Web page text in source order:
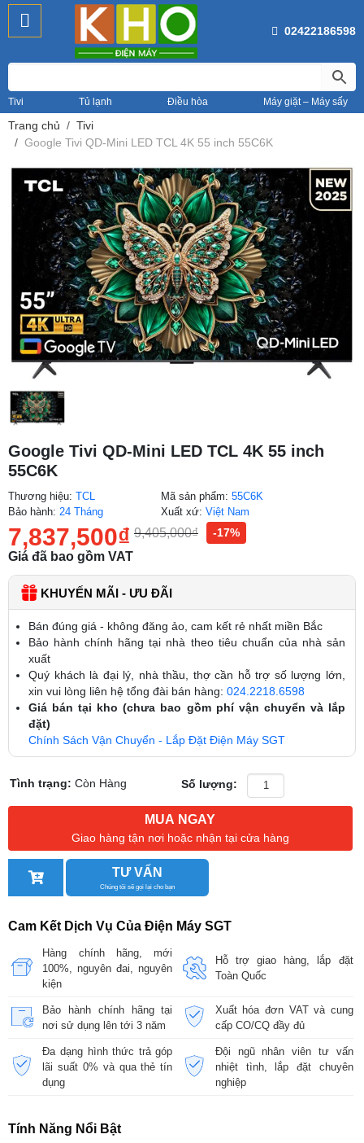
02422186598
Tivi Tủ lạnh Điều hòa Máy giặt – Máy sấy
Trang chủ
Tivi
Google Tivi QD-Mini LED TCL 4K 55 inch 55C6K
Google Tivi QD-Mini LED TCL 4K 55 inch
55C6K
Thương hiệu: TCL
Bảo hành: 24 Tháng
Mã sản phẩm:55C6K
Xuất xứ:Việt Nam
7,837,500₫ 9,405,000₫ -17%
Giá đã bao gồm VAT
KHUYẾN MÃI - ƯU ĐÃI
Bán đúng giá - không đăng ảo, cam kết rẻ nhất miền Bắc
Bảo hành chính hãng tại nhà theo tiêu chuẩn của nhà sản
xuất
Quý khách là đại lý, nhà thầu, thợ cần hỗ trợ số lượng lớn,
xin vui lòng liên hệ tổng đài bán hàng: 024.2218.6598
Giá bán tại kho (chưa bao gồm phí vận chuyển và lắp
đặt)
Chính Sách Vận Chuyển - Lắp Đặt Điện Máy SGT
Tình trạng:Còn Hàng Số lượng:
MUA NGAY
Giao hàng tận nơi hoặc nhận tại cửa hàng
TƯ VẤN
Chúng tôi sẽ gọi lại cho bạn
Cam Kết Dịch Vụ Của Điện Máy SGT
Hàng chính hãng, mới
100%, nguyên đai, nguyên
kiện
Hỗ trợ giao hàng, lắp đặt
Toàn Quốc
Bảo hành chính hãng tại
nơi sử dụng lên tới 3 năm
Xuất hóa đơn VAT và cung
cấp CO/CQ đầy đủ
Đa dạng hình thức trả góp
lãi suất 0% và qua thẻ tín
dụng
Đội ngũ nhân viên tư vấn
nhiệt tình, lắp đặt chuyên
nghiệp
Tính Năng Nổi Bật